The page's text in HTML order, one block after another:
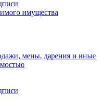
имущества
мены, дарения и иные